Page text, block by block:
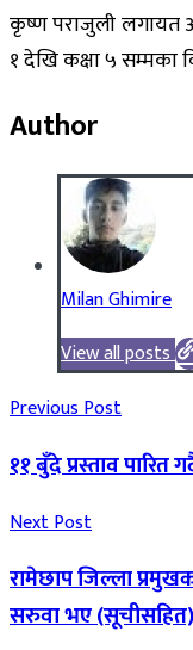
कृष्ण पराजुली लगायत
१ देखि कक्षा ५ सम्मका
Author
Milan Ghimire
View all posts
Previous Post
११ बुँदे प्रस्ताव
Next Post
रामेछाप जिल्ला
सरुवा भए (सूचीसहित)